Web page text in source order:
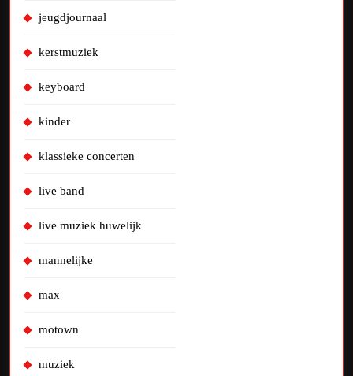
jeugdjournaal
kerstmuziek
keyboard
kinder
klassieke concerten
live band
live muziek huwelijk
mannelijke
max
motown
muziek